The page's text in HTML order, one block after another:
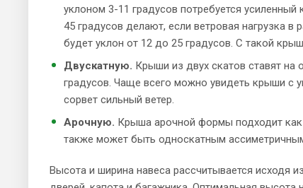
уклоном 3-11 градусов потребуется усиленный
45 градусов делают, если ветровая нагрузка
будет уклон от 12 до 25 градусов. С такой
Двускатную. Крыши из двух скатов ставят на
градусов. Чаще всего можно увидеть крыши с
сорвет сильный ветер.
Арочную. Крыша арочной формы подходит как
также может быть односкатным
Высота и ширина навеса рассчитывается